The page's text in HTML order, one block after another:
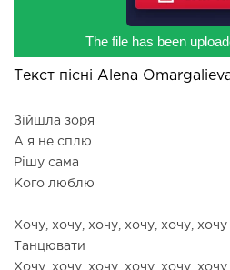
The file has been
Текст пісні Alena
Зійшла зоря
А я не сплю
Рішу сама
Кого люблю
Хочу, хочу, хочу, хочу, хочу, хочу
Танцювати
Хочу, хочу, хочу, хочу, хочу, хочу